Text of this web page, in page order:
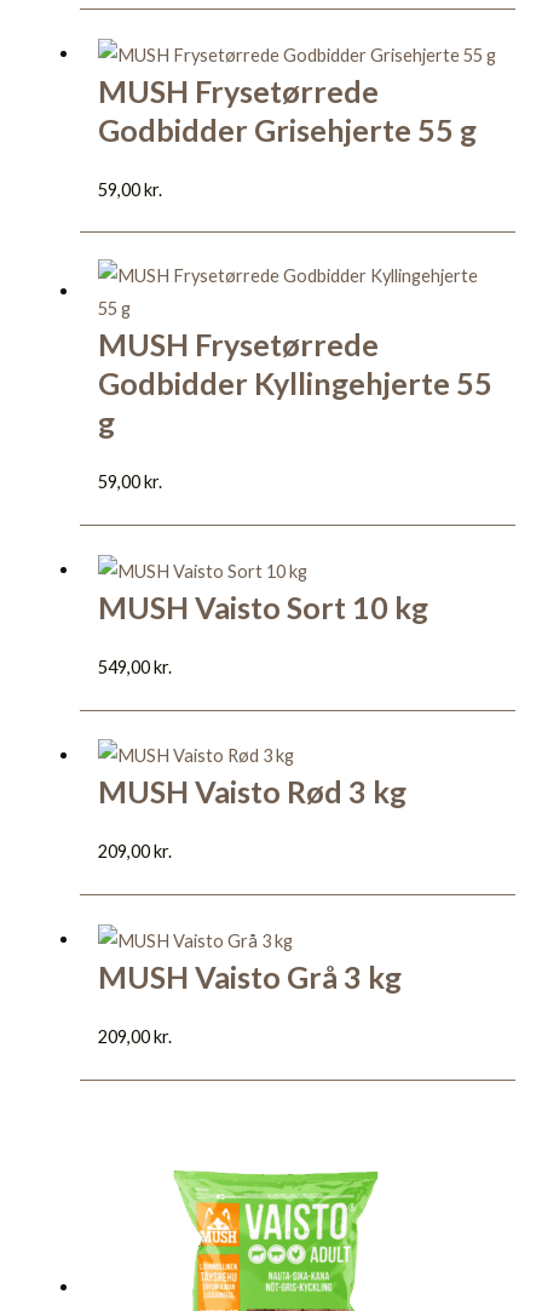
MUSH Frysetørrede
Godbidder Grisehjerte 55 g
59,00kr.
MUSH Frysetørrede
Godbidder Kyllingehjerte 55
g
59,00kr.
MUSH Vaisto Sort 10 kg
549,00kr.
MUSH Vaisto Rød 3 kg
209,00kr.
MUSH Vaisto Grå 3 kg
209,00kr.